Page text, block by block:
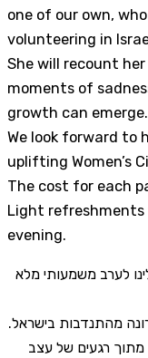
one of our own,
volunteering in
She will recount
moments of
growth can emerge.
We look forward to
uplifting Women’s
The cost for each
Light
evening.
לערב משמעותי מלא
מהתנדבות בישראל.
מתוך רגעים של עצב